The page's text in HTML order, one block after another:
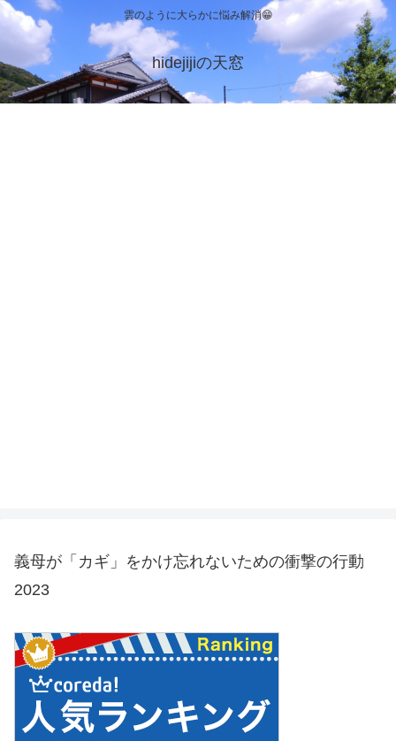
雲のように大らかに悩み解消😁
hidejijiの天窓
義母が「カギ」をかけ忘れないための衝撃の行動
2023